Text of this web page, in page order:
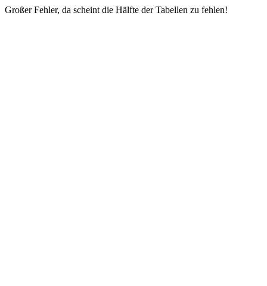
Großer Fehler, da scheint die Hälfte der Tabellen zu fehlen!